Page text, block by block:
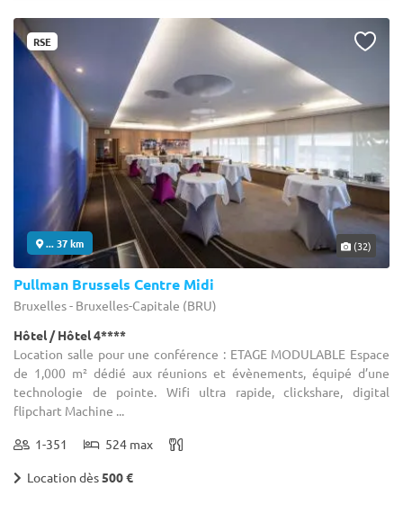
RSE
... 37 km (32)
Pullman Brussels Centre Midi
Bruxelles - Bruxelles-Capitale (BRU)
Hôtel / Hôtel 4****
Location salle pour une conférence : ETAGE MODULABLE Espace
de 1,000 m² dédié aux réunions et évènements, équipé d’une
technologie de pointe. Wifi ultra rapide, clickshare, digital
flipchart Machine ...
1-351 524 max
Location dès500 €